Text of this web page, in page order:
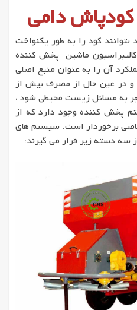
دامی
کود را به طور یکنواخت
ماشین پخش کننده
آن را به عنوان منبع اصلی
در عین حال از مصرف بیش از
به مسائل زیست محیطی شود ،
پخش کننده وجود دارد که از
خاصی برخوردار است. سیستم های
سه دسته زیر قرار می گیرند: